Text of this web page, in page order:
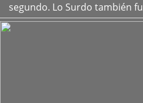
segundo. Lo Surdo también